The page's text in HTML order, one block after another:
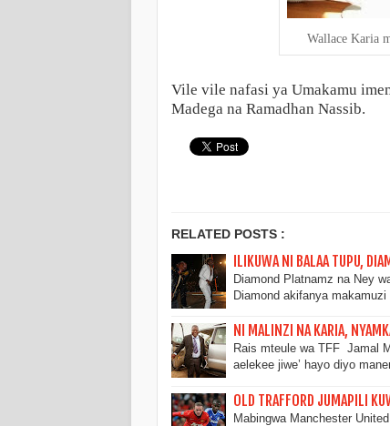
Wallace Karia
Vile vile nafasi ya Umakamu
Madega na Ramadhan Nassib.
RELATED POSTS :
ILIKUWA NI BALAA TUPU,
Diamond Platnamz na Ney
Diamond akifanya
NI MALINZI NA KARIA,
Rais mteule wa TFF Jamal
aelekee jiwe’ hayo diyo
OLD TRAFFORD JUMAPILI
Mabingwa Manchester